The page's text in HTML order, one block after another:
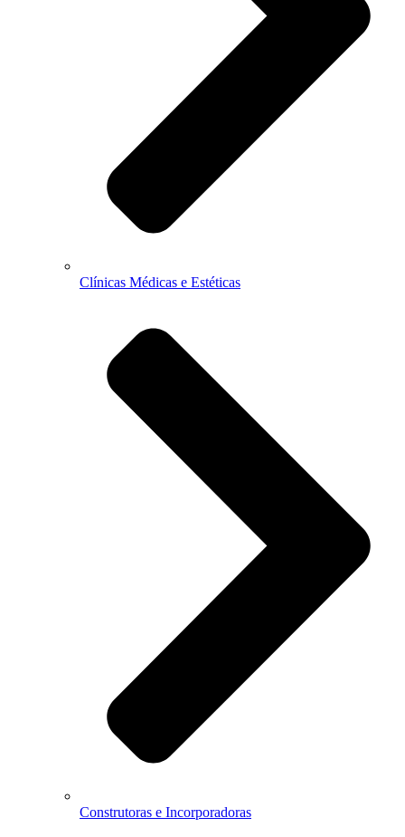
Clínicas Médicas e Estéticas
Construtoras e Incorporadoras